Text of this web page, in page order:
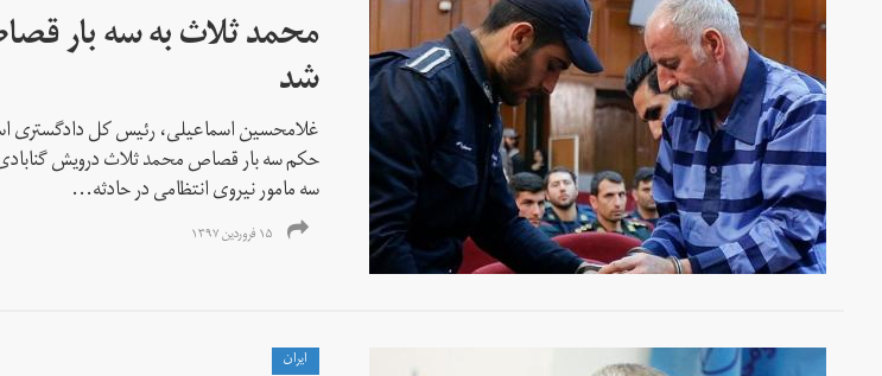
محمد ثلاث به سه بار
شد
غلامحسین اسماعیلی، رئیس کل دادگستری
حکم سه بار قصاص محمد ثلاث درویش
سه مامور نیروی انتظامی در حادثه...
۱۵ فروردین ۱۳۹۷
ايران